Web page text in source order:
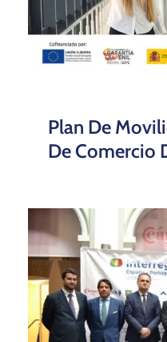
Plan De
De Comercio